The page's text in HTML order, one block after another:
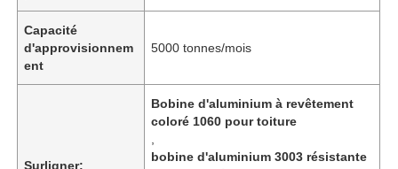
Capacité
d'approvisionnem
ent
5000 tonnes/mois
Surligner:
Bobine d'aluminium à revêtement
coloré 1060 pour toiture
bobine d'aluminium 3003 résistante